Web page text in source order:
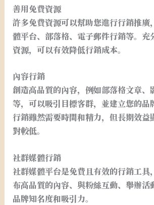
善用免費資源
許多免費資源可以幫助您進行行銷推廣
體平台、部落格、電子郵件行銷等。充
資源，可以有效降低行銷成本。
內容行銷
創造高品質的內容，例如部落格文章、
等，可以吸引目標客群，並建立您的品
行銷雖然需要時間和精力，但長期效益
對較低。
社群媒體行銷
社群媒體平台是免費且有效的行銷工具
布高品質的內容、與粉絲互動、舉辦活
品牌知名度和吸引力。